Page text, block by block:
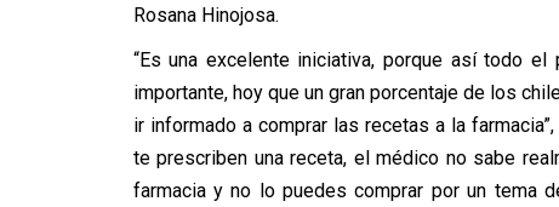
Rosana Hinojosa.
“Es una excelente iniciativa, porque así todo
importante, hoy que un gran porcentaje de los
ir informado a comprar las recetas a la
te prescriben una receta, el médico no sabe
farmacia y no lo puedes comprar por un tema